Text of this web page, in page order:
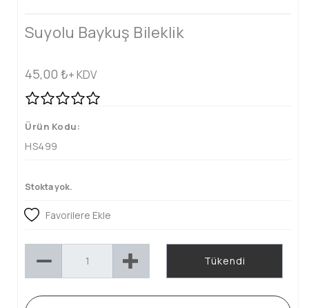
Suyolu Baykuş Bileklik
45,00 ₺+ KDV
Ürün Kodu:
HS499
Stokta yok.
Favorilere Ekle
Tükendi